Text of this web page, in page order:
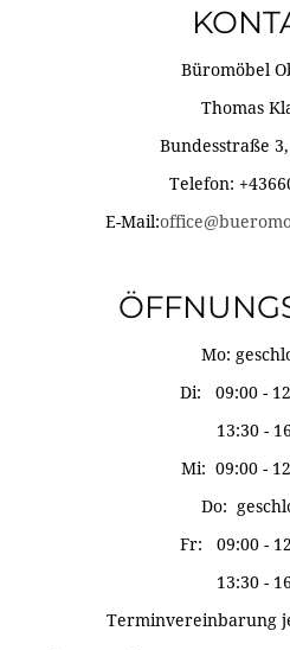
Büromöbel
Thomas
Bundesstraße
Telefon:
E-Mail:
Mo:
Di: 09:00 -
13:30 -
Mi: 09:00 -
Do:
Fr: 09:00 -
13:30 -
Terminvereinbarung